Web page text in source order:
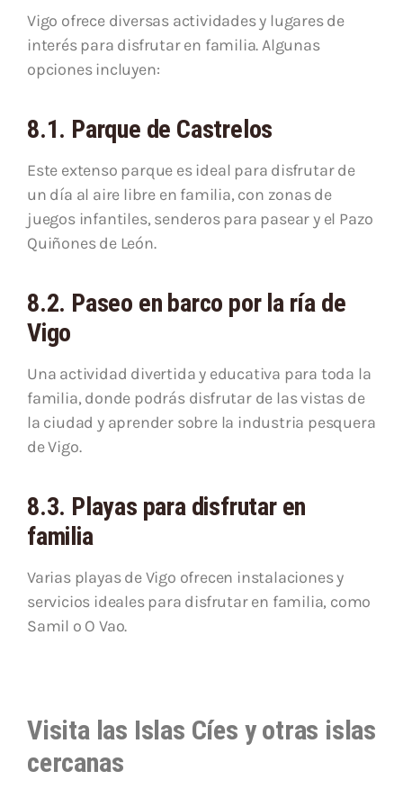
Vigo ofrece diversas actividades y lugares de
interés para disfrutar en familia. Algunas
opciones incluyen:
8.1. Parque de Castrelos
Este extenso parque es ideal para disfrutar de
un día al aire libre en familia, con zonas de
juegos infantiles, senderos para pasear y el Pazo
Quiñones de León.
8.2. Paseo en barco por la ría de
Vigo
Una actividad divertida y educativa para toda la
familia, donde podrás disfrutar de las vistas de
la ciudad y aprender sobre la industria pesquera
de Vigo.
8.3. Playas para disfrutar en
familia
Varias playas de Vigo ofrecen instalaciones y
servicios ideales para disfrutar en familia, como
Samil o O Vao.
Visita las Islas Cíes y otras islas
cercanas